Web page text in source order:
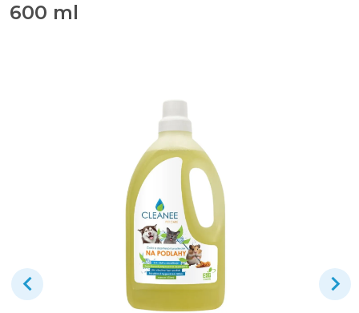
600 ml